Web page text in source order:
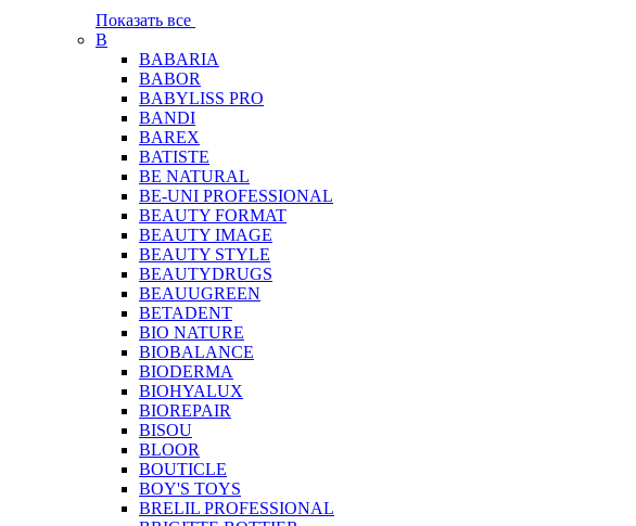
Показать все
B
BABARIA
BABOR
BABYLISS PRO
BANDI
BAREX
BATISTE
BE NATURAL
BE-UNI PROFESSIONAL
BEAUTY FORMAT
BEAUTY IMAGE
BEAUTY STYLE
BEAUTYDRUGS
BEAUUGREEN
BETADENT
BIO NATURE
BIOBALANCE
BIODERMA
BIOHYALUX
BIOREPAIR
BISOU
BLOOR
BOUTICLE
BOY'S TOYS
BRELIL PROFESSIONAL